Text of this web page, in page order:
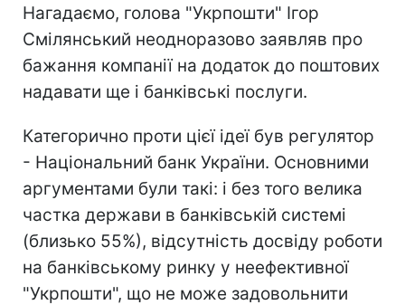
Нагадаємо, голова "Укрпошти" Ігор
Смілянський неодноразово заявляв про
бажання компанії на додаток до поштових
надавати ще і банківські послуги.
Категорично проти цієї ідеї був регулятор
- Національний банк України. Основними
аргументами були такі: і без того велика
частка держави в банківській системі
(близько 55%), відсутність досвіду роботи
на банківському ринку у неефективної
"Укрпошти", що не може задовольнити